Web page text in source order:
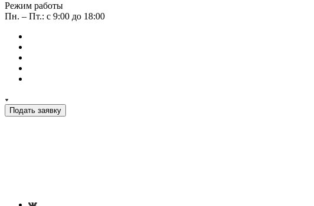
Режим работы
Пн. – Пт.: с 9:00 до 18:00
Подать заявку